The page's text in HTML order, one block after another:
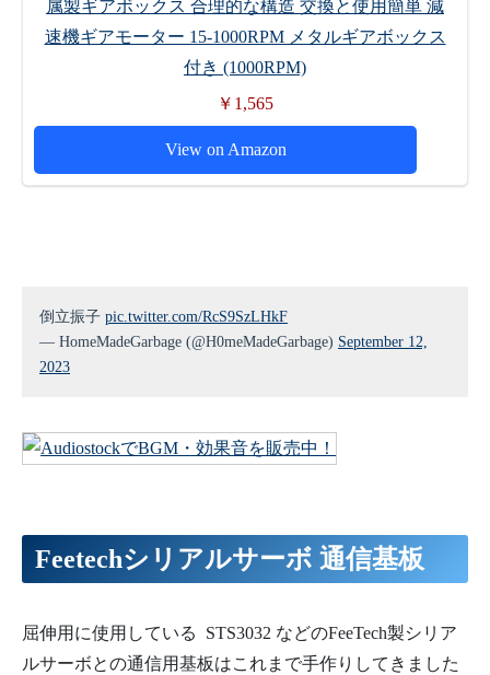
属製ギアボックス 合理的な構造 交換と使用簡単 減
速機ギアモーター 15-1000RPM メタルギアボックス
付き (1000RPM)
￥1,565
View on Amazon
倒立振子 pic.twitter.com/RcS9SzLHkF
— HomeMadeGarbage (@H0meMadeGarbage) September 12,
2023
Feetechシリアルサーボ 通信基板
屈伸用に使用している STS3032 などのFeeTech製シリア
ルサーボとの通信用基板はこれまで手作りしてきました